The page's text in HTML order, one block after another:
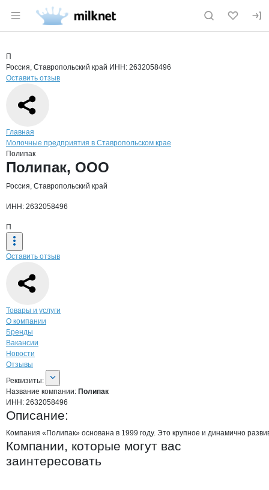
Раздел навигации по сайту milknet.ru
Страница компании
Страница компании
Краткая информация о компании
П
Россия, Ставропольский край ИНН: 2632058496
Оставить отзыв
Навигация по сайту
Главная
Молочные предприятия в Ставропольском крае
Полипак
Основная информация о компании
Полипак, ООО
Россия, Ставропольский край
ИНН: 2632058496
П
Оставить отзыв
Навигация по странице
Товары и услуги
О компании
Бренды
Вакансии
Новости
Отзывы
О компании
Реквизиты
Реквизиты:
Название компании: Полипак
ИНН: 2632058496
Описание:
Компания «Полипак» основана в 1999 году. Это крупное и динамично
Компании, которые могут вас
заинтересовать